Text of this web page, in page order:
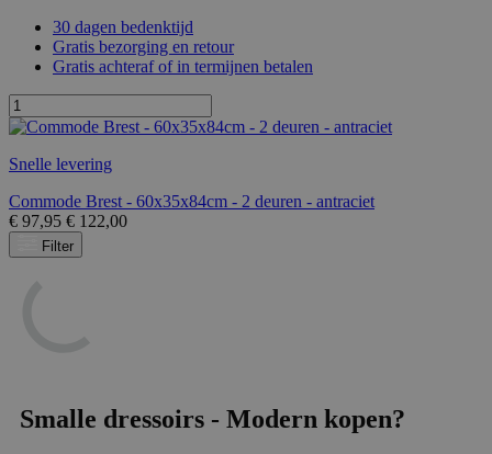
30 dagen bedenktijd
Gratis bezorging en retour
Gratis achteraf of in termijnen betalen
Snelle levering
Commode Brest - 60x35x84cm - 2 deuren - antraciet
€ 97,95 € 122,00
Filter
Smalle dressoirs - Modern kopen?